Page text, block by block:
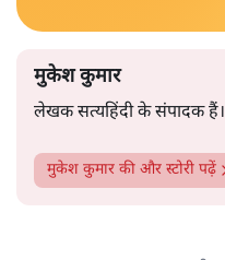
मुकेश कुमार
लेखक सत्यहिंदी के संपादक हैं।
मुकेश कुमार की और स्टोरी पढ़ें